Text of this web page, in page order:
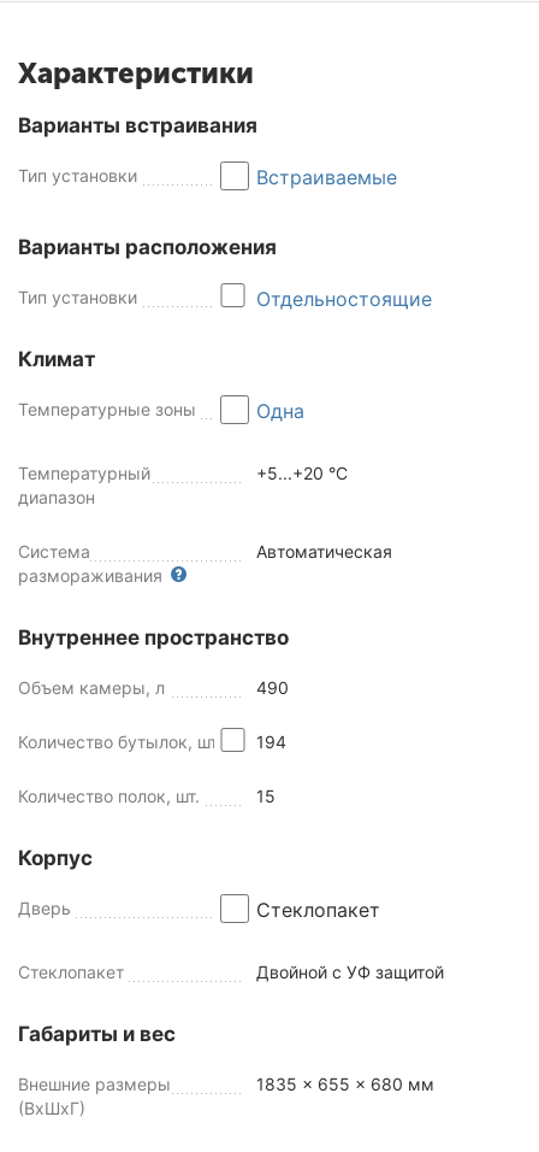
Характеристики
Варианты встраивания
Тип установки Встраиваемые
Варианты расположения
Тип установки Отдельностоящие
Климат
Температурные зоны Одна
Температурный
диапазон
+5...+20 °C
Система
размораживания
Автоматическая
Внутреннее пространство
Объем камеры, л 490
Количество бутылок, шт 194
Количество полок, шт. 15
Корпус
Дверь Стеклопакет
Стеклопакет Двойной с УФ защитой
Габариты и вес
Внешние размеры
(ВхШхГ)
1835 x 655 x 680 мм